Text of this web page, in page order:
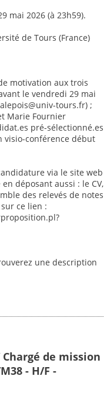
mai 2026 (à 23h59).
de Tours (France)
motivation aux trois
le vendredi 29 mai
tours.fr) ;
Marie Fournier
pré-sélectionné.es
visio-conférence début
via le site web
déposant aussi : le CV,
des relevés de notes
ce lien :
une description
de mission
- H/F -